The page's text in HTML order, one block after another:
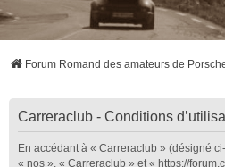
Forum Romand des amateurs de
Carreraclub - Conditions
En accédant à « Carreraclub » (désigné
« nos », « Carreraclub » et « https://